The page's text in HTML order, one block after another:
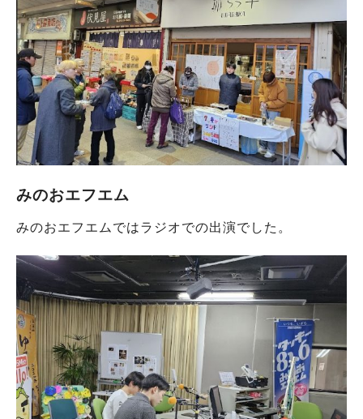
みのおエフエム
みのおエフエムではラジオでの出演でした。